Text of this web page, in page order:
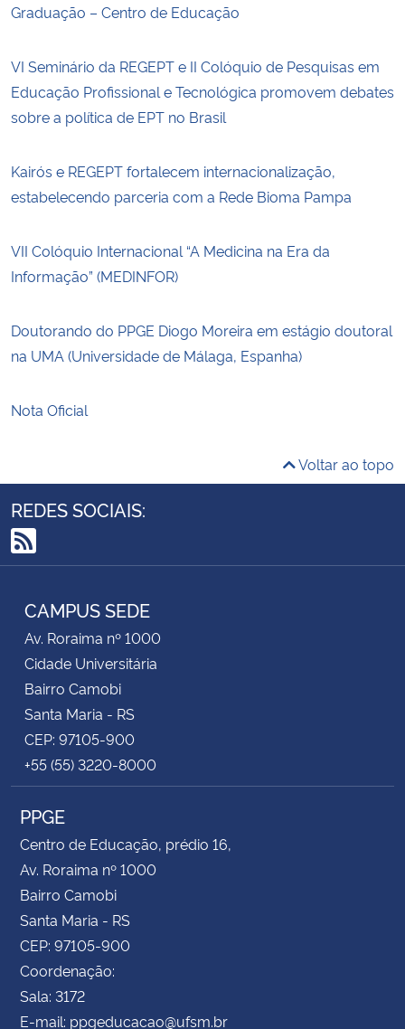
Graduação – Centro de Educação
VI Seminário da REGEPT e II Colóquio de Pesquisas em
Educação Profissional e Tecnológica promovem debates
sobre a política de EPT no Brasil
Kairós e REGEPT fortalecem internacionalização,
estabelecendo parceria com a Rede Bioma Pampa
VII Colóquio Internacional “A Medicina na Era da
Informação” (MEDINFOR)
Doutorando do PPGE Diogo Moreira em estágio doutoral
na UMA (Universidade de Málaga, Espanha)
Nota Oficial
Voltar ao topo
REDES SOCIAIS:
RSS
CAMPUS SEDE
Av. Roraima nº 1000
Cidade Universitária
Bairro Camobi
Santa Maria - RS
CEP: 97105-900
+55 (55) 3220-8000
PPGE
Centro de Educação, prédio 16,
Av. Roraima nº 1000
Bairro Camobi
Santa Maria - RS
CEP: 97105-900
Coordenação:
Sala: 3172
E-mail: ppgeducacao@ufsm.br